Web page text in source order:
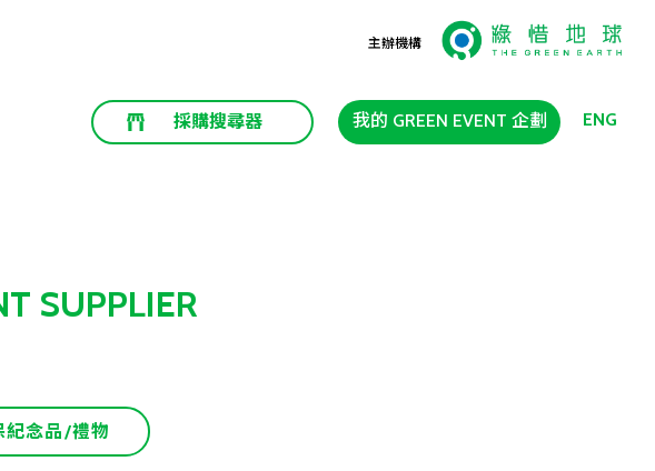
主辦機構
採購搜尋器 我的 GREEN EVENT 企劃 ENG
SUPPLIER
紀念品/禮物